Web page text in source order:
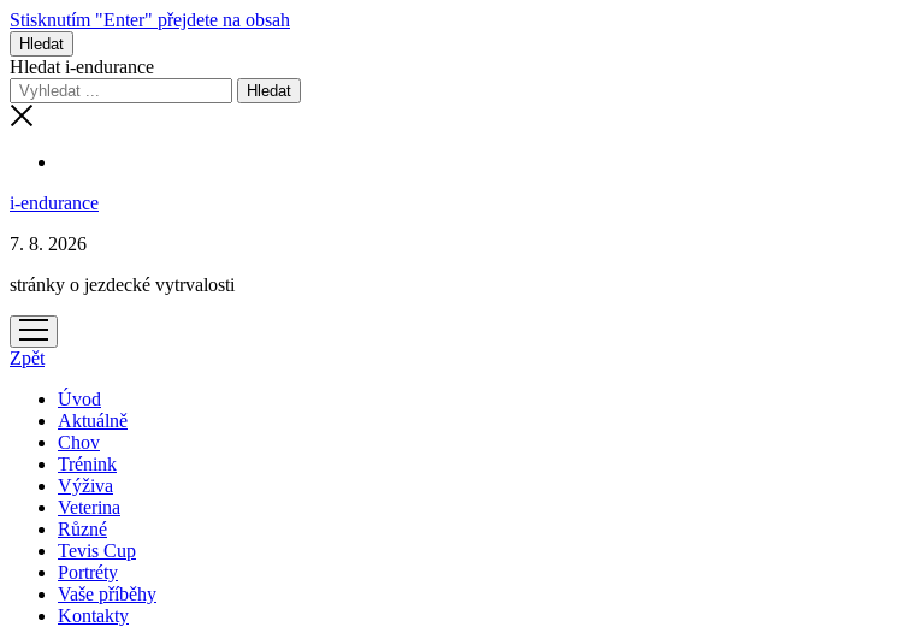
Stisknutím "Enter" přejdete na obsah
Hledat
Hledat i-endurance
i-endurance
7. 8. 2026
stránky o jezdecké vytrvalosti
otevřít
menu
Zpět
Úvod
Aktuálně
Chov
Trénink
Výživa
Veterina
Různé
Tevis Cup
Portréty
Vaše příběhy
Kontakty